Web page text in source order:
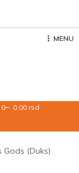
MENU
0 0,00 rsd
(Duks)